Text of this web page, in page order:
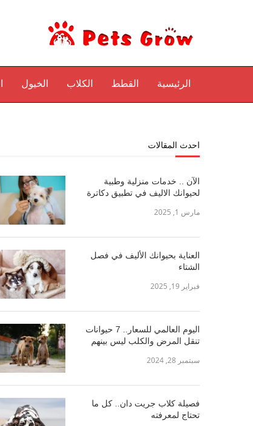
الرئيسية القطط الكلاب الخيول
احدث المقالات
الآن .. خدمات منزلية وطبية
لحيوانك الاليف في تطبيق دكاترة
مارس 1, 2025
العناية بحيوانك الأليف في فصل
الشتاء
فبراير 19, 2025
اليوم العالمي للسعار.. 7 حيوانات
تنقل المرض والكلب ليس بينهم
سبتمبر 28, 2024
فصيلة كلاب جريت دان.. كل ما
تحتاج لمعرفته